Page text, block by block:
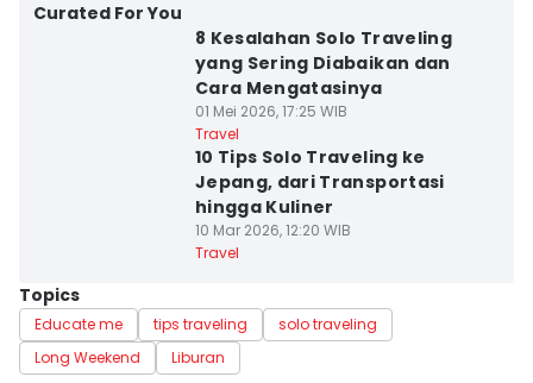
Curated For You
8 Kesalahan Solo Traveling
yang Sering Diabaikan dan
Cara Mengatasinya
01 Mei 2026, 17:25 WIB
Travel
10 Tips Solo Traveling ke
Jepang, dari Transportasi
hingga Kuliner
10 Mar 2026, 12:20 WIB
Travel
Topics
Educate me tips traveling
solo traveling
Long Weekend
Liburan